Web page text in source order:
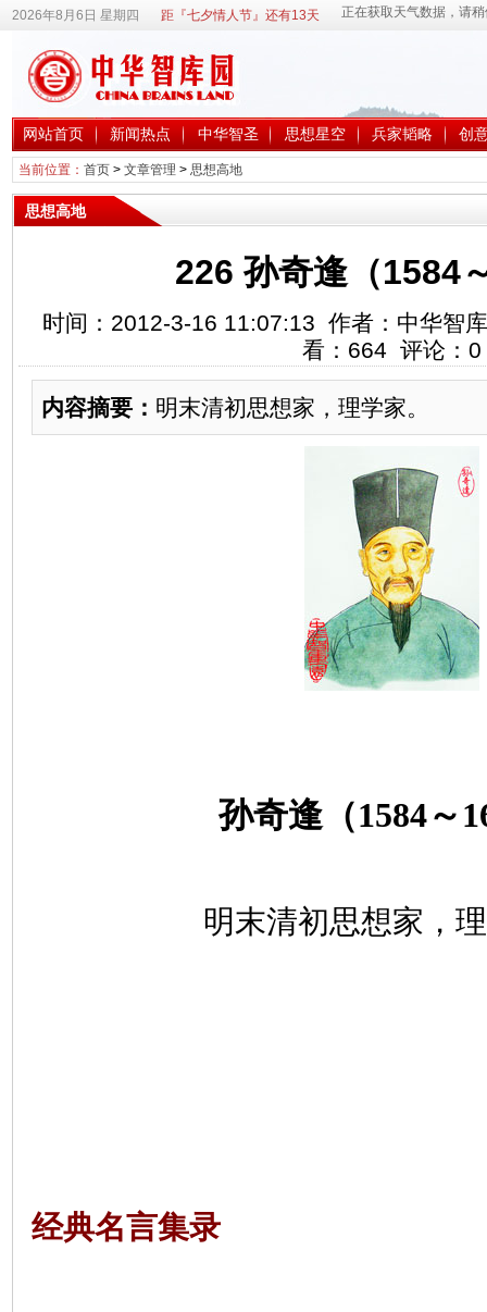
2026年8月6日 星期四 距『七夕情人节』还有13天
网站首页 新闻热点 中华智圣 思想星空 兵家韬略 创
当前位置： 首页> 文章管理 > 思想高地
思想高地
226 孙奇逢（1584
时间：2012-3-16 11:07:13 作者：中华智
看： 664 评论： 0
内容摘要： 明末清初思想家，理学家。
孙奇逢（1584～
明末清初思想家，
经典名言集录